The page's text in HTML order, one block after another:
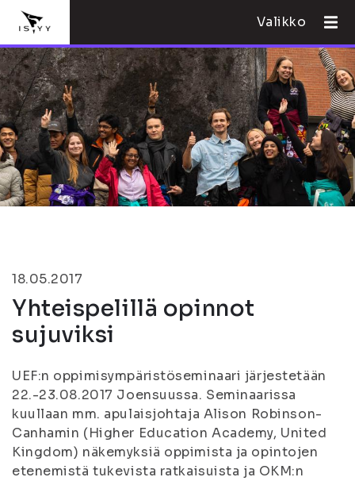
Valikko
18.05.2017
Yhteispelillä opinnot
sujuviksi
UEF:n oppimisympäristöseminaari järjestetään
22.-23.08.2017 Joensuussa. Seminaarissa
kuullaan mm. apulaisjohtaja Alison Robinson-
Canhamin (Higher Education Academy, United
Kingdom) näkemyksiä oppimista ja opintojen
etenemistä tukevista ratkaisuista ja OKM:n